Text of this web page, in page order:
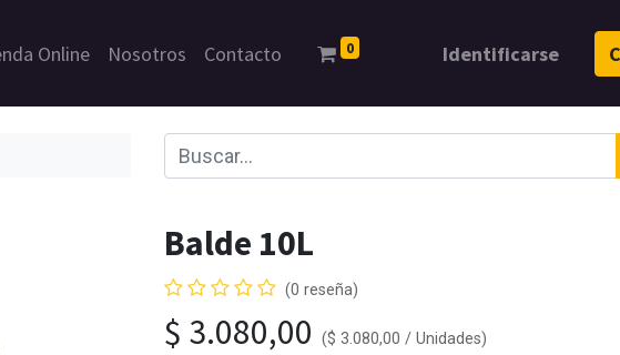
Online Nosotros Contacto 0 Identificarse
Balde 10L
(0 reseña)
$ 3.080,00 ($ 3.080,00 / Unidades)